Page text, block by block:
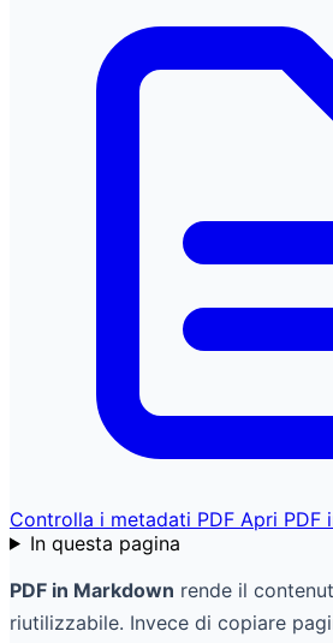
Controlla i metadati PDF Apri PDF
In questa pagina
PDF in Markdown rende il
riutilizzabile. Invece di copiare